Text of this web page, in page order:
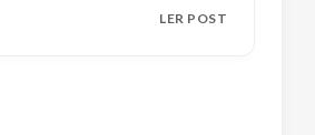
LER POST